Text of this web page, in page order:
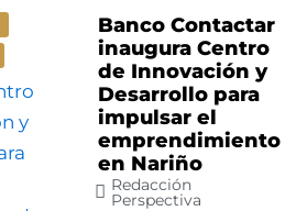
Banco Contactar
inaugura Centro
de Innovación y
Desarrollo para
impulsar el
emprendimiento
en Nariño
Redacción
Perspectiva